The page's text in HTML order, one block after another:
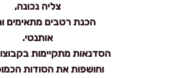
צליה נכונה,
הכנת רטבים מתאימים
אותנטי.
הסדנאות מתקיימות
וחושפות את הסודות